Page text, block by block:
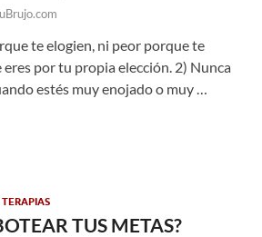
te elogien, ni peor porque te
eres por tu propia elección. 2) Nunca
estés muy enojado o muy …
TERAPIAS
TUS METAS?